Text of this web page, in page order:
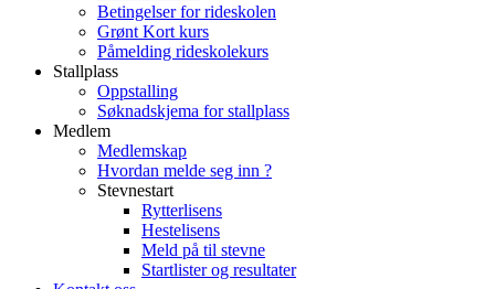
Betingelser for rideskolen
Grønt Kort kurs
Påmelding rideskolekurs
Stallplass
Oppstalling
Søknadskjema for stallplass
Medlem
Medlemskap
Hvordan melde seg inn ?
Stevnestart
Rytterlisens
Hestelisens
Meld på til stevne
Startlister og resultater